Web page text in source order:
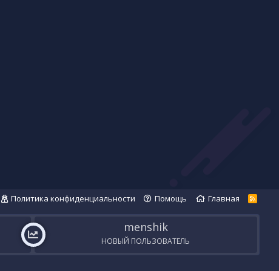
Политика конфиденциальности Помощь Главная
R
S
menshik
НОВЫЙ ПОЛЬЗОВАТЕЛЬ